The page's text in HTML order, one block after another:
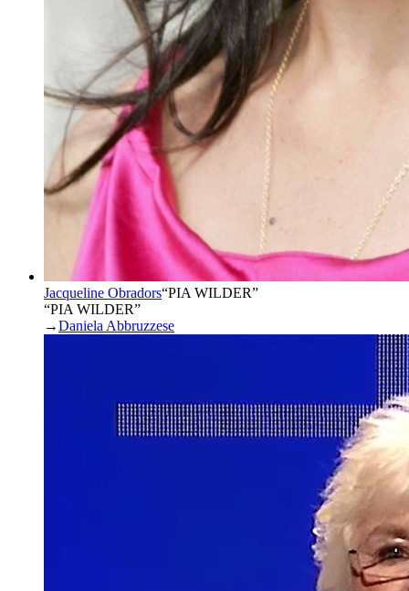
Jacqueline Obradors“PIA WILDER”
“PIA WILDER”
→Daniela Abbruzzese